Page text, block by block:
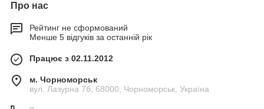
Про нас
Рейтинг не сформований
Менше 5 відгуків за останній рік
Працює з 02.11.2012
м. Чорноморськ
вул. Лазурна 7б, 68000, Чорноморськ, Україна